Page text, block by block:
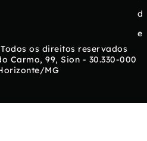
d
e
os direitos reservados
Carmo, 99, Sion - 30.330-000
MG